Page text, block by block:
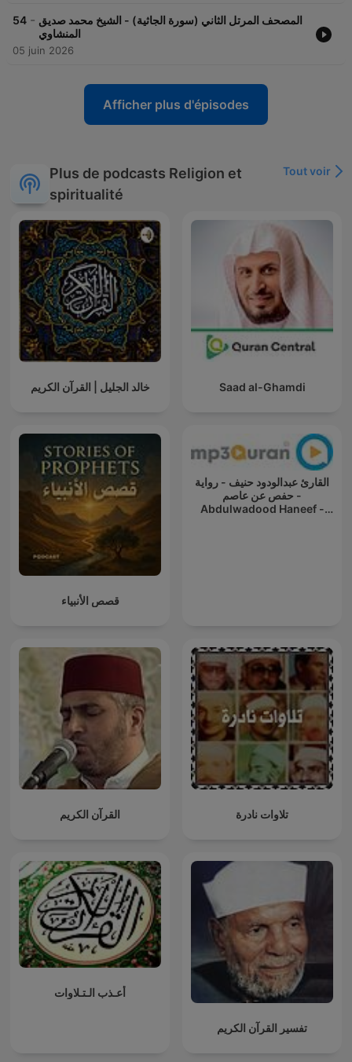
54 - المصحف المرتل الثاني (سورة الجاثية) - الشيخ محمد صديق
المنشاوي
05 juin 2026
Afficher plus d'épisodes
Plus de podcasts Religion et
spiritualité
Tout voir
خالد الجليل | القرآن الكريم Saad al-Ghamdi
قصص الأنبياء
القارئ عبدالودود حنيف - رواية
حفص عن عاصم -
Abdulwadood Haneef -
القرآن الكريم تلاوات نادرة
أعـذب الـتـلاوات
تفسير القرآن الكريم